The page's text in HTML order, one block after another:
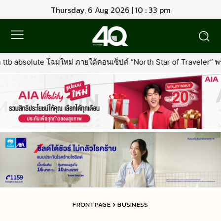
Thursday, 6 Aug 2026 | 10 : 33 pm
ต้คอนเซ็ปต์ “North Star of Traveler” พร้อมเพิ่มเอกสิทธิ์ใหม่ที่คุ้ม
FRONTPAGE BUSINESS